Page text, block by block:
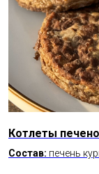
Котлеты
Состав: печень